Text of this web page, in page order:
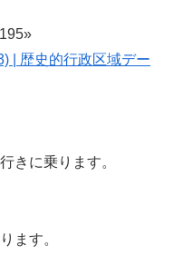
| 歴史的行政区域デー
きに乗ります。
ます。